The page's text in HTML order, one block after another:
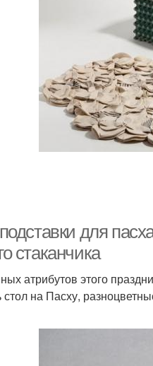
для
стаканчика
атрибутов этого
на Пасху,